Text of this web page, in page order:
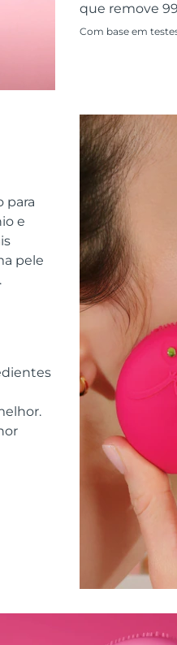
que remove
Com base em
para
e
pele